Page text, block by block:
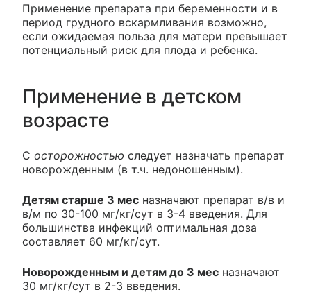
Применение препарата при беременности и в
период грудного вскармливания возможно,
если ожидаемая польза для матери превышает
потенциальный риск для плода и ребенка.
Применение в детском
возрасте
С осторожностью следует назначать препарат
новорожденным (в т.ч. недоношенным).
Детям старше 3 мес назначают препарат в/в и
в/м по 30-100 мг/кг/сут в 3-4 введения. Для
большинства инфекций оптимальная доза
составляет 60 мг/кг/сут.
Новорожденным и детям до 3 мес назначают
30 мг/кг/сут в 2-3 введения.